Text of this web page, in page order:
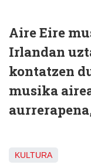
Aire Eire
Irlandan
kontatzen
musika
KULTURA